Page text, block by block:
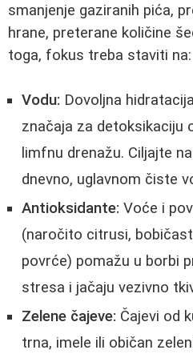
smanjenje gaziranih pića,
hrane, preterane količine
toga, fokus treba staviti na:
Vodu: Dovoljna
značaja za detoksikaciju
limfnu drenažu. Ciljajte
dnevno, uglavnom čiste
Antioksidante: Voće i
(naročito citrusi,
povrće) pomažu u borbi
stresa i jačaju vezivno
Zelene čajeve: Čajevi od
trna, imele ili običan